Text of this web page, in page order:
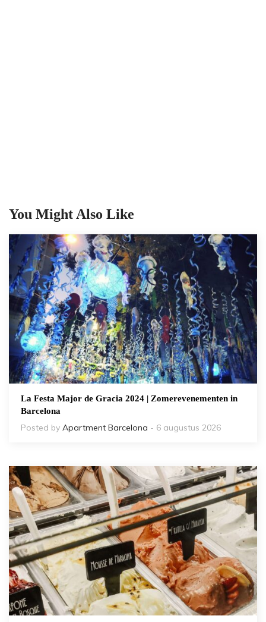
You Might Also Like
La Festa Major de Gracia 2024 | Zomerevenementen in
Barcelona
Posted by Apartment Barcelona - 6 augustus 2026